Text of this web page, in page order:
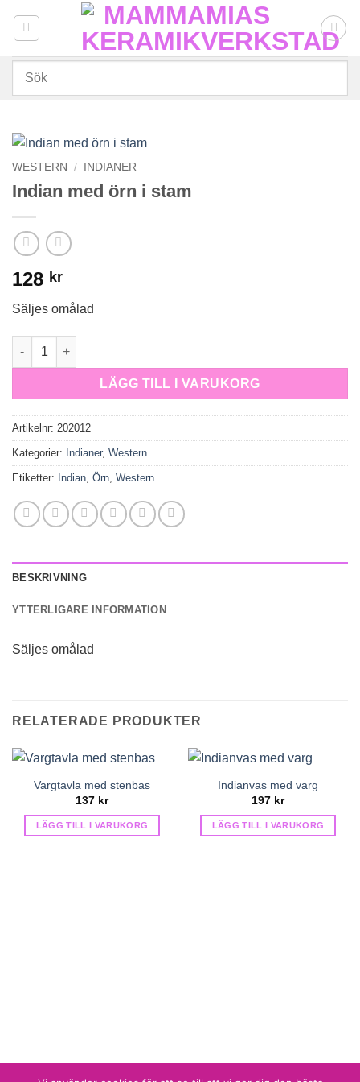
WESTERN / INDIANER
Indian med örn i stam
128 kr
Säljes omålad
Indian med örn i stam mängd
LÄGG TILL I VARUKORG
Artikelnr: 202012
Kategorier: Indianer, Western
Etiketter: Indian, Örn, Western
BESKRIVNING
YTTERLIGARE INFORMATION
Säljes omålad
RELATERADE PRODUKTER
Vargtavla med stenbas
137 kr
LÄGG TILL I VARUKORG
Indianvas med varg
197 kr
LÄGG TILL I VARUKORG